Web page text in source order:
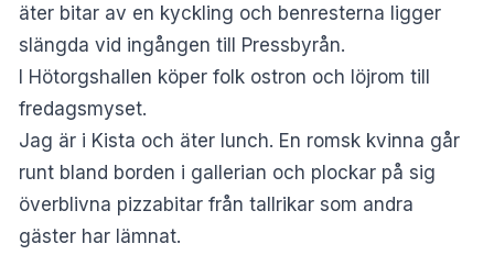
äter bitar av en kyckling och benresterna ligger
slängda vid ingången till Pressbyrån.
I Hötorgshallen köper folk ostron och löjrom till
fredagsmyset.
Jag är i Kista och äter lunch. En romsk kvinna går
runt bland borden i gallerian och plockar på sig
överblivna pizzabitar från tallrikar som andra
gäster har lämnat.